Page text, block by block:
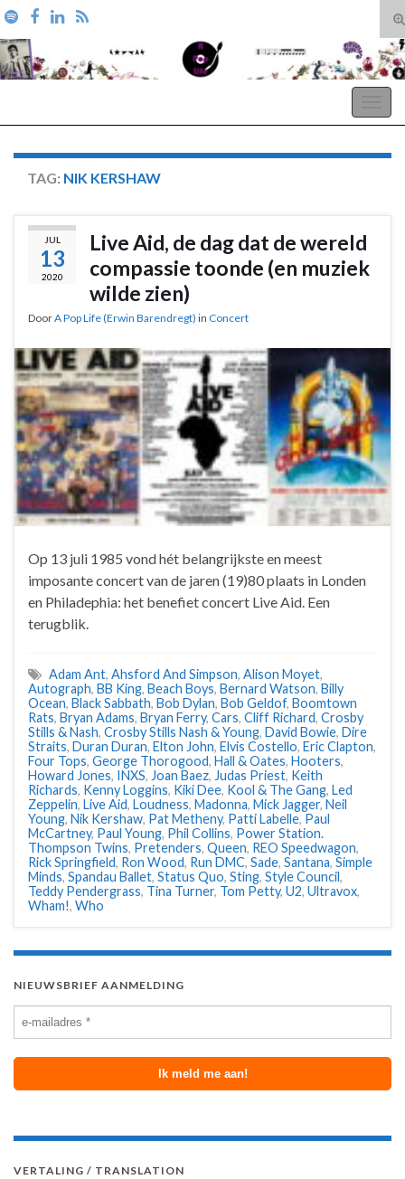
Search for:
TAG: NIK KERSHAW
JUL
13
2020
Live Aid, de dag dat de wereld
compassie toonde (en muziek
wilde zien)
DoorA Pop Life (Erwin Barendregt) in Concert
Op 13 juli 1985 vond hét belangrijkste en meest
imposante concert van de jaren (19)80 plaats in Londen
en Philadephia: het benefiet concert Live Aid. Een
terugblik.
Adam Ant, Ahsford And Simpson, Alison Moyet,
Autograph, BB King, Beach Boys, Bernard Watson, Billy
Ocean, Black Sabbath, Bob Dylan, Bob Geldof, Boomtown
Rats, Bryan Adams, Bryan Ferry, Cars, Cliff Richard, Crosby
Stills & Nash, Crosby Stills Nash & Young, David Bowie, Dire
Straits, Duran Duran, Elton John, Elvis Costello, Eric Clapton,
Four Tops, George Thorogood, Hall & Oates, Hooters,
Howard Jones, INXS, Joan Baez, Judas Priest, Keith
Richards, Kenny Loggins, Kiki Dee, Kool & The Gang, Led
Zeppelin, Live Aid, Loudness, Madonna, Mick Jagger, Neil
Young, Nik Kershaw, Pat Metheny, Patti Labelle, Paul
McCartney, Paul Young, Phil Collins, Power Station.
Thompson Twins, Pretenders, Queen, REO Speedwagon,
Rick Springfield, Ron Wood, Run DMC, Sade, Santana, Simple
Minds, Spandau Ballet, Status Quo, Sting, Style Council,
Teddy Pendergrass, Tina Turner, Tom Petty, U2, Ultravox,
Wham!, Who
NIEUWSBRIEF AANMELDING
VERTALING / TRANSLATION